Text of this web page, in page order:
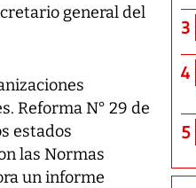
general del
Reforma N° 29 de
estados
las Normas
un informe
3
4
5